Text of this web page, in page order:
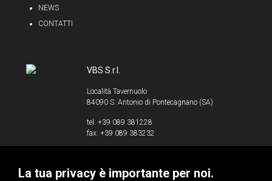
NEWS
CONTATTI
VBS S.r.l.
Località Tavernuolo
84090 S. Antonio di Pontecagnano (SA)
tel: +39 089 381228
fax: +39 089 383232
P.IVA 00853520658
La tua privacy è importante per noi.